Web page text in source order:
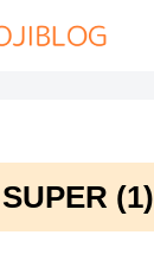
SUPER (1)